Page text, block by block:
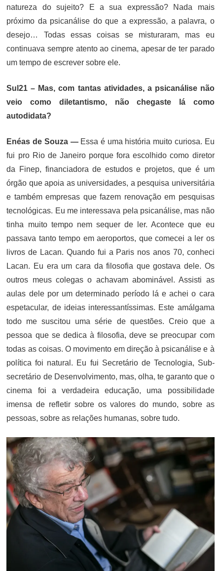
natureza do sujeito? E a sua expressão? Nada mais
próximo da psicanálise do que a expressão, a palavra, o
desejo… Todas essas coisas se misturaram, mas eu
continuava sempre atento ao cinema, apesar de ter parado
um tempo de escrever sobre ele.
Sul21 – Mas, com tantas atividades, a psicanálise não
veio como diletantismo, não chegaste lá como
autodidata?
Enéas de Souza —Essa é uma história muito curiosa. Eu
fui pro Rio de Janeiro porque fora escolhido como diretor
da Finep, financiadora de estudos e projetos, que é um
órgão que apoia as universidades, a pesquisa universitária
e também empresas que fazem renovação em pesquisas
tecnológicas. Eu me interessava pela psicanálise, mas não
tinha muito tempo nem sequer de ler. Acontece que eu
passava tanto tempo em aeroportos, que comecei a ler os
livros de Lacan. Quando fui a Paris nos anos 70, conheci
Lacan. Eu era um cara da filosofia que gostava dele. Os
outros meus colegas o achavam abominável. Assisti as
aulas dele por um determinado período lá e achei o cara
espetacular, de ideias interessantíssimas. Este amálgama
todo me suscitou uma série de questões. Creio que a
pessoa que se dedica à filosofia, deve se preocupar com
todas as coisas. O movimento em direção à psicanálise e à
política foi natural. Eu fui Secretário de Tecnologia, Sub-
secretário de Desenvolvimento, mas, olha, te garanto que o
cinema foi a verdadeira educação, uma possibilidade
imensa de refletir sobre os valores do mundo, sobre as
pessoas, sobre as relações humanas, sobre tudo.